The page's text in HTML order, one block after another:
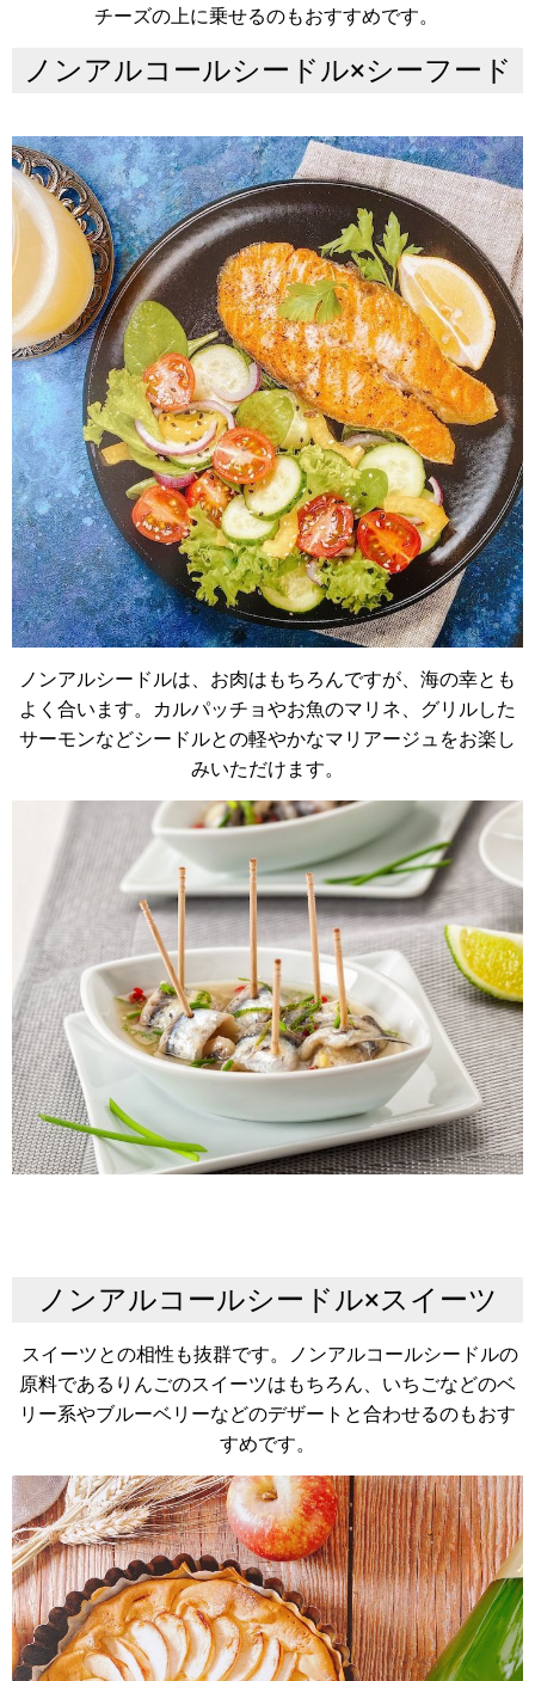
チーズの上に乗せるのもおすすめです。
ノンアルコールシードル×シーフード
ノンアルシードルは、お肉はもちろんですが、海の幸とも
よく合います。カルパッチョやお魚のマリネ、グリルした
サーモンなどシードルとの軽やかなマリアージュをお楽し
みいただけます。
ノンアルコールシードル×スイーツ
スイーツとの相性も抜群です。ノンアルコールシードルの
原料であるりんごのスイーツはもちろん、いちごなどのベ
リー系やブルーベリーなどのデザートと合わせるのもおす
すめです。